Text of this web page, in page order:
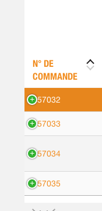
N° DE
COMMANDE
557032
557033
557034
557035